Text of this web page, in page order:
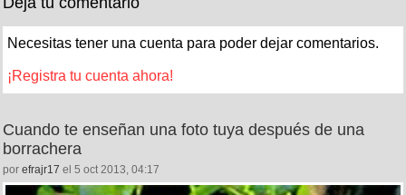
Necesitas tener una cuenta para poder dejar comentarios.
¡Registra tu cuenta ahora!
Cuando te enseñan una foto tuya después de una
borrachera
por efrajr17 el 5 oct 2013, 04:17